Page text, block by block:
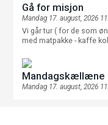
Gå for misjon
Mandag 17. august, 2026
Vi går tur ( for de som
med matpakke - kaffe
Mandagskællæne
Mandag 17. august, 2026